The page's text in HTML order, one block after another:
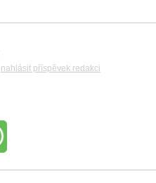
nahlásit příspěvek redakci